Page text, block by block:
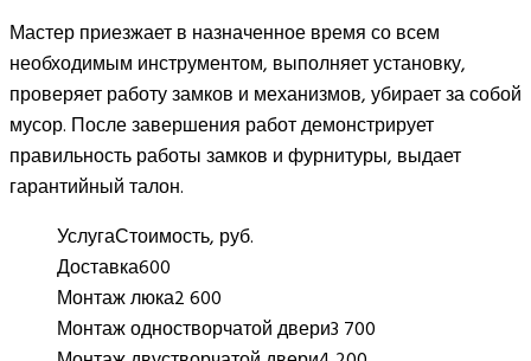
Мастер приезжает в назначенное время со всем
необходимым инструментом, выполняет установку,
проверяет работу замков и механизмов, убирает за собой
мусор. После завершения работ демонстрирует
правильность работы замков и фурнитуры, выдает
гарантийный талон.
УслугаСтоимость, руб.
Доставка600
Монтаж люка2 600
Монтаж одностворчатой двери3 700